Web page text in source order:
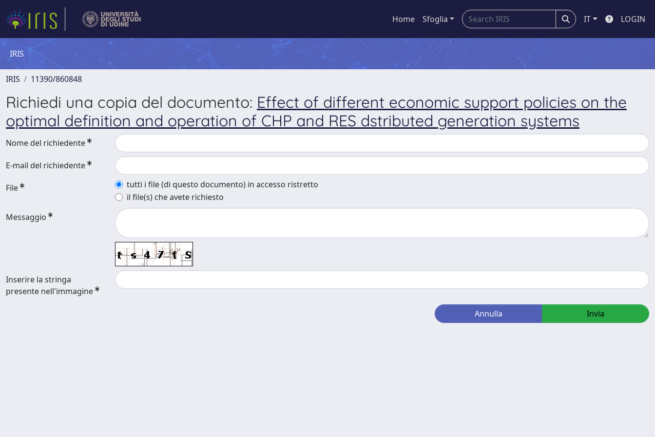
Home Sfoglia IT LOGIN
IRIS
IRIS 11390/860848
Richiedi una copia del documento: Effect of different economic support policies on the
optimal definition and operation of CHP and RES dstributed generation systems
Nome del richiedente
E-mail del richiedente
File
tutti i file (di questo documento) in accesso ristretto
il file(s) che avete richiesto
Messaggio
Inserire la stringa
presente nell'immagine
Annulla Invia